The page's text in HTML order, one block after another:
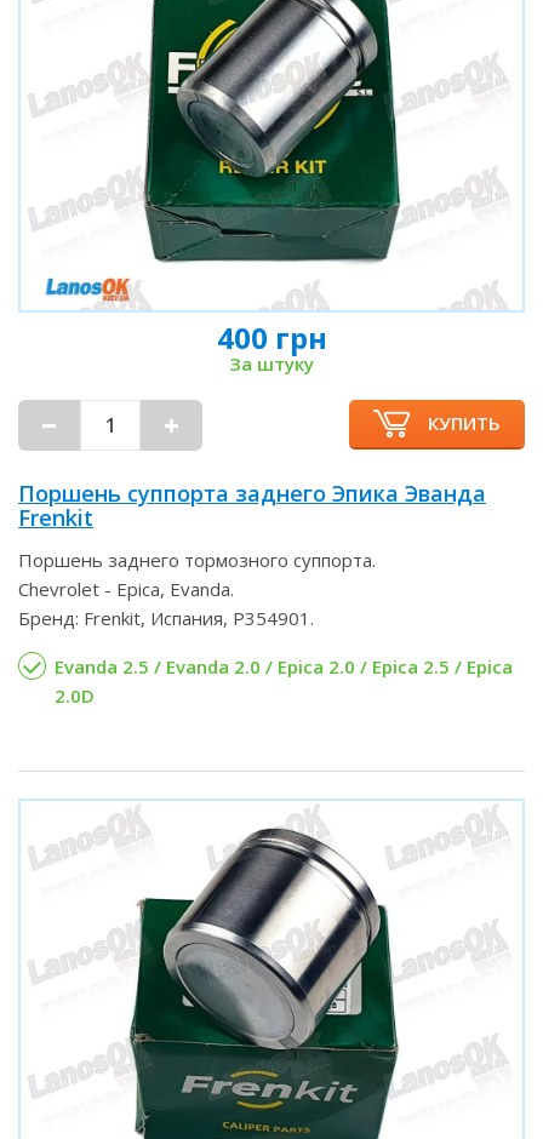
400 грн
За штуку
КУПИТЬ
Поршень суппорта заднего Эпика Эванда
Frenkit
Поршень заднего тормозного суппорта.
Chevrolet - Epica, Evanda.
Бренд: Frenkit, Испания, P354901.
Evanda 2.5 / Evanda 2.0 / Epica 2.0 / Epica 2.5 / Epica
2.0D